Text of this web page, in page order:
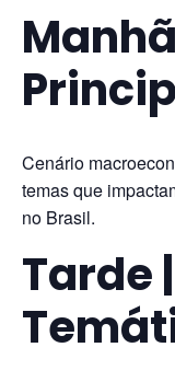
Cenário
temas que
no Brasil.
Tarde